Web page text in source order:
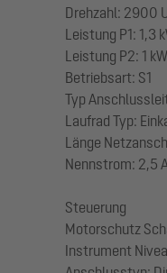
Drehzahl: 2900
Leistung P1: 1,3
Leistung P2: 1 kW
Betriebsart: S1
Typ
Laufrad Typ:
Länge
Nennstrom: 2,5 A
Steuerung
Motorschutz
Instrument